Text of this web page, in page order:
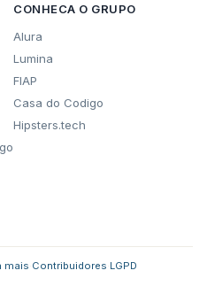
CONHECA O GRUPO
Alura
Lumina
FIAP
Casa do Codigo
Hipsters.tech
mais Contribuidores LGPD